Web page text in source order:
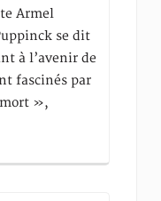
Armel
se dit
à l’avenir de
fascinés par
»,